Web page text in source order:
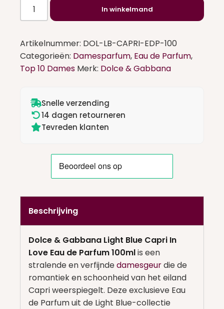
Light
Blue
Capri
Eau
Parfum
In winkelmand
Artikelnummer: DOL-LB-CAPRI-EDP-100
Categorieën: Damesparfum, Eau de Parfum,
Top 10 Dames Merk: Dolce & Gabbana
Snelle verzending
14 dagen retourneren
Tevreden klanten
Beschrijving
Dolce & Gabbana Light Blue Capri In
Love Eau de Parfum 100mlis een
stralende en verfijndedamesgeurdie de
romantiek en schoonheid van het eiland
Capri weerspiegelt. Deze exclusieve Eau
de Parfum uit de Light Blue-collectie